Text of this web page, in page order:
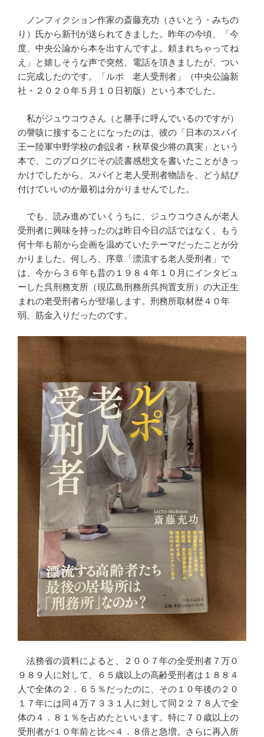
ノンフィクション作家の斎藤充功（さいとう・みちの
り）氏から新刊が送られてきました。昨年の今頃、「今
度、中央公論から本を出すんですよ。頼まれちゃってね
え」と嬉しそうな声で突然、電話を頂きましたが、つい
に完成したのです。「ルポ 老人受刑者」（中央公論新
社・２０２０年５月１０日初版）という本でした。
私がジュウコウさん（と勝手に呼んでいるのですが）
の謦咳に接することになったのは、彼の「日本のスパイ
王ー陸軍中野学校の創設者・秋草俊少将の真実」という
本で、このブログにその読書感想文を書いたことがきっ
かけでしたから、スパイと老人受刑者物語を、どう結び
付けていいのか最初は分かりませんでした。
でも、読み進めていくうちに、ジュウコウさんが老人
受刑者に興味を持ったのは昨日今日の話ではなく、もう
何十年も前から企画を温めていたテーマだったことが分
かりました。何しろ、序章「漂流する老人受刑者」で
は、今から３６年も昔の１９８４年１０月にインタビュ
ーした呉刑務支所（現広島刑務所呉拘置支所）の大正生
まれの老受刑者らが登場します。刑務所取材歴４０年
弱、筋金入りだったのです。
法務省の資料によると、２００７年の全受刑者７万０
９８９人に対して、６５歳以上の高齢受刑者は１８８４
人で全体の２．６５％だったのに、その１０年後の２０
１７年には同４万７３３１人に対して同２２７８人で全
体の４．８１％を占めたといいます。特に７０歳以上の
受刑者が１０年前と比べ４．８倍と急増。さらに再入所